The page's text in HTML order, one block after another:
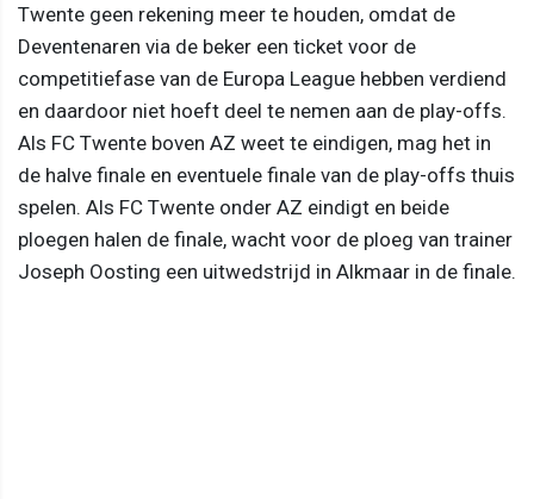
Twente geen rekening meer te houden, omdat de
Deventenaren via de beker een ticket voor de
competitiefase van de Europa League hebben verdiend
en daardoor niet hoeft deel te nemen aan de play-offs.
Als FC Twente boven AZ weet te eindigen, mag het in
de halve finale en eventuele finale van de play-offs thuis
spelen. Als FC Twente onder AZ eindigt en beide
ploegen halen de finale, wacht voor de ploeg van trainer
Joseph Oosting een uitwedstrijd in Alkmaar in de finale.